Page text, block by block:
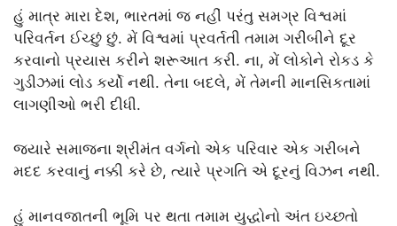
હું માત્ર મારા દેશ, ભારતમાં જ નહીં પરંતુ સમગ્ર વિશ્વમાં
પરિવર્તન ઈચ્છું છું. મેં વિશ્વમાં પ્રવર્તતી તમામ ગરીબીને દૂર
કરવાનો પ્રયાસ કરીને શરૂઆત કરી. ના, મેં લોકોને રોકડ કે
ગુડીઝમાં લોડ કર્યો નથી. તેના બદલે, મેં તેમની માનસિકતામાં
લાગણીઓ ભરી દીધી.
જ્યારે સમાજના શ્રીમંત વર્ગનો એક પરિવાર એક ગરીબને
મદદ કરવાનું નક્કી કરે છે, ત્યારે પ્રગતિ એ દૂરનું વિઝન નથી.
હું માનવજાતની ભૂમિ પર થતા તમામ યુદ્ધોનો અંત ઇચ્છતો